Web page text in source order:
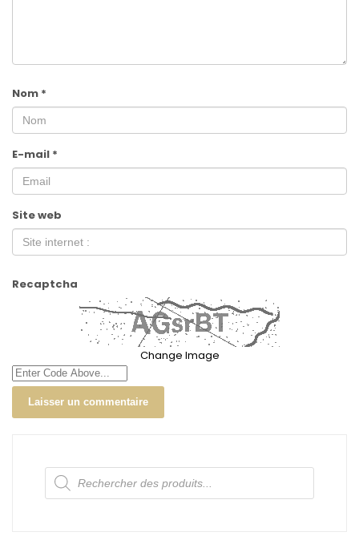
Nom *
E-mail *
Site web
Recaptcha
Change Image
Recherche
de
produits